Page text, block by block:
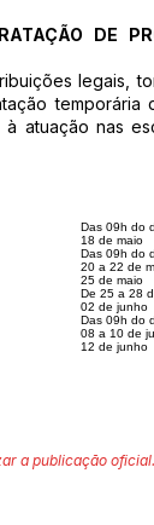
DE
legais,
temporária
atuação nas
Das 09h do
18 de maio
Das 09h do
20 a 22 de
25 de maio
De 25 a 28
02 de junho
Das 09h do
08 a 10 de
12 de junho
a publicação oficial.